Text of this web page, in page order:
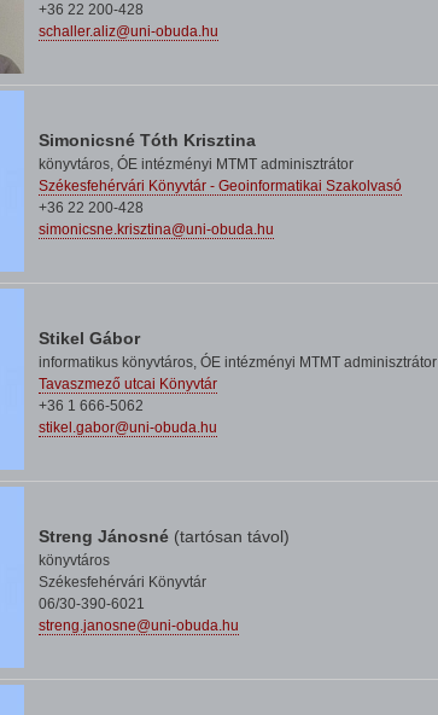
+36 22 200-428
schaller.aliz@uni-obuda.hu
Simonicsné Tóth Krisztina
könyvtáros, ÓE intézményi MTMT adminisztrátor
Székesfehérvári Könyvtár - Geoinformatikai Szakolvasó
+36 22 200-428
simonicsne.krisztina@uni-obuda.hu
Stikel Gábor
informatikus könyvtáros, ÓE intézményi MTMT adminisztrátor
Tavaszmező utcai Könyvtár
+36 1 666-5062
stikel.gabor@uni-obuda.hu
Streng Jánosné (tartósan távol)
könyvtáros
Székesfehérvári Könyvtár
06/30-390-6021
streng.janosne@uni-obuda.hu